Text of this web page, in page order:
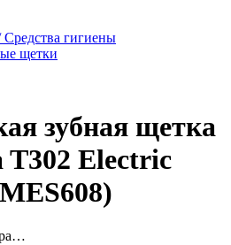
Средства гигиены
щетки
зубная щетка
Electric